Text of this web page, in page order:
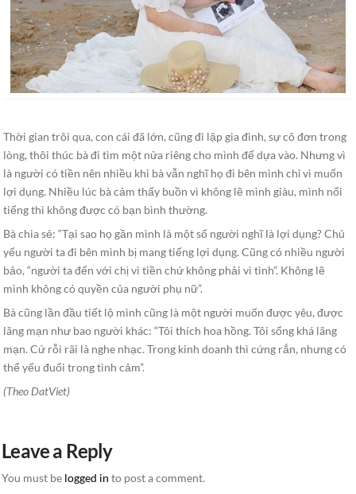
Thời gian trôi qua, con cái đã lớn, cũng đi lập gia đình, sự cô đơn trong
lòng, thôi thúc bà đi tìm một nửa riêng cho mình để dựa vào. Nhưng vì
là người có tiền nên nhiều khi bà vẫn nghĩ họ đi bên mình chỉ vì muốn
lợi dụng. Nhiều lúc bà cảm thấy buồn vì không lẽ mình giàu, mình nổi
tiếng thì không được có bạn bình thường.
Bà chia sẻ: “Tại sao họ gần mình là một số người nghĩ là lợi dụng? Chủ
yếu người ta đi bên mình bị mang tiếng lợi dụng. Cũng có nhiều người
bảo, “người ta đến với chị vì tiền chứ không phải vì tình”. Không lẽ
mình không có quyền của người phụ nữ”.
Bà cũng lần đầu tiết lộ mình cũng là một người muốn được yêu, được
lãng mạn như bao người khác: “Tôi thích hoa hồng. Tôi sống khá lãng
mạn. Cứ rỗi rãi là nghe nhạc. Trong kinh doanh thì cứng rắn, nhưng có
thể yếu đuối trong tình cảm”.
(Theo DatViet)
Leave a Reply
You must be logged in to post a comment.